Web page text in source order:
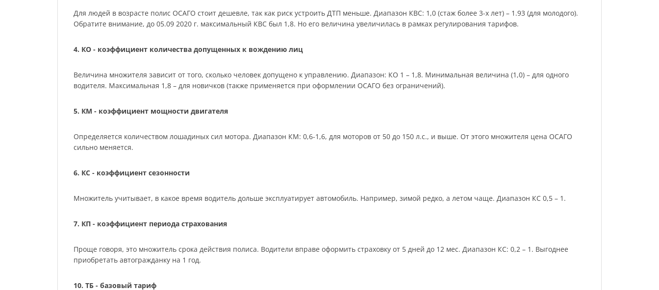
Для людей в возрасте полис ОСАГО стоит дешевле, так как риск устроить ДТП меньше. Диапазон КВС: 1,0 (стаж более 3-х лет) – 1.93 (для молодого).
Обратите внимание, до 05.09 2020 г. максимальный КВС был 1,8. Но его величина увеличилась в рамках регулирования тарифов.
4. КО - коэффициент количества допущенных к вождению лиц
Величина множителя зависит от того, сколько человек допущено к управлению. Диапазон: КО 1 – 1,8. Минимальная величина (1,0) – для одного
водителя. Максимальная 1,8 – для новичков (также применяется при оформлении ОСАГО без ограничений).
5. КМ - коэффициент мощности двигателя
Определяется количеством лошадиных сил мотора. Диапазон КМ: 0,6-1,6, для моторов от 50 до 150 л.с., и выше. От этого множителя цена ОСАГО
сильно меняется.
6. КС - коэффициент сезонности
Множитель учитывает, в какое время водитель дольше эксплуатирует автомобиль. Например, зимой редко, а летом чаще. Диапазон КС 0,5 – 1.
7. КП - коэффициент периода страхования
Проще говоря, это множитель срока действия полиса. Водители вправе оформить страховку от 5 дней до 12 мес. Диапазон КС: 0,2 – 1. Выгоднее
приобретать автогражданку на 1 год.
10. ТБ - базовый тариф